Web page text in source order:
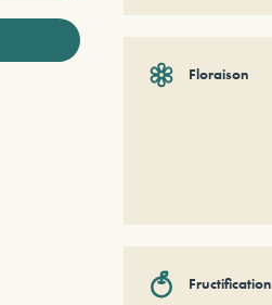
Floraison
Fructification